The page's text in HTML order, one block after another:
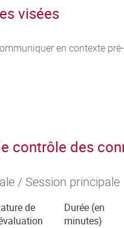
visées
en contexte
contrôle des
/ Session principale
de
Durée (en
minutes)